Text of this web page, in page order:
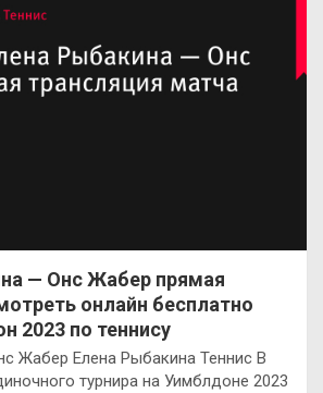
— Онс Жабер прямая
онлайн бесплатно
2023 по теннису
Жабер Елена Рыбакина Теннис В
турнира на Уимблдоне 2023